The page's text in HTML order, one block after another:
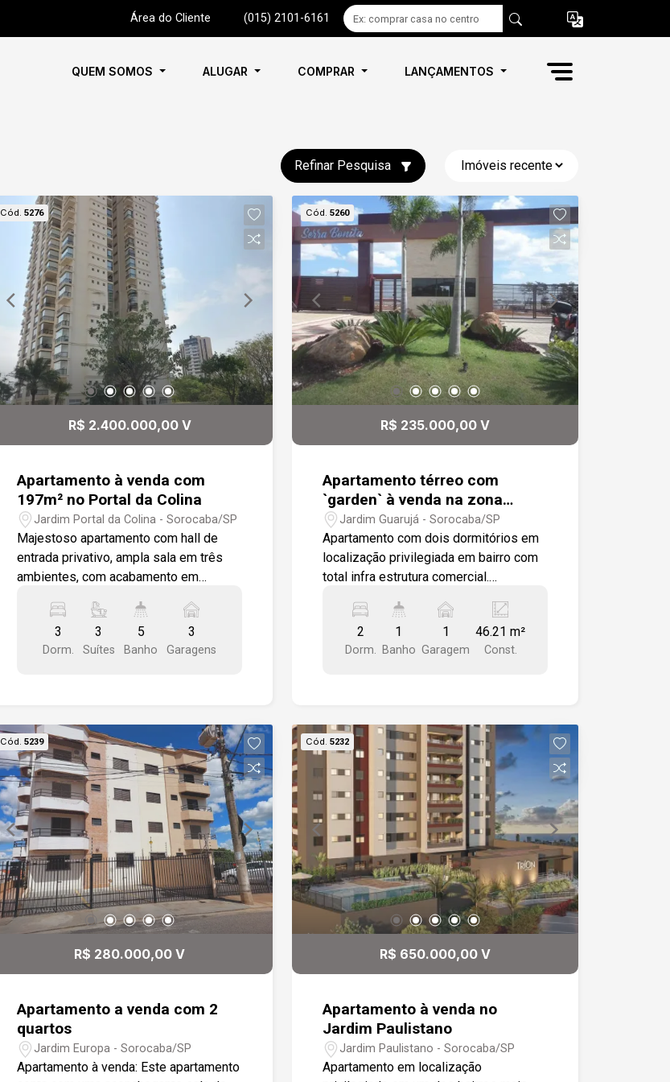
Área do Cliente (015) 2101-6161
QUEM SOMOS ALUGAR COMPRAR LANÇAMENTOS
Refinar Pesquisa
Cód. 5276
R$ 2.400.000,00 V
Apartamento à venda com
197m² no Portal da Colina
Jardim Portal da Colina - Sorocaba/SP
Majestoso apartamento com hall de
entrada privativo, ampla sala em três
ambientes, com acabamento em
teto com luminárias embutidas. O
espaço é integrado à varanda gourmet,
que possui churrasqueira, pia e
totalmente modulada, balcão em
mármore preto, fogão cooktop com
cinco acendedores, piso e
revestimento em porcelanato. O hall
entre os quartos possui um módulo
ideal para escritório. São duas suítes
moduladas, sendo uma delas ampliada,
com espaço para sala e closet. Todos
os quartos têm varanda e ar-
condicionado, garantindo conforto em
todos os ambientes. Os banheiros são
equipados com box em vidro e
gabinetes. A garagem comporta até
oferece uma área de lazer completa e
segurança para toda a família. Em
localização privilegiada, próximo aos
melhores colégios particulares da
3
Dorm.
3
Suítes
5
Banho
3
Garagens
Cód. 5260
R$ 235.000,00 V
Apartamento térreo com
`garden` à venda na zona
Oeste de Sorocaba
Jardim Guarujá - Sorocaba/SP
Apartamento com dois dormitórios em
localização privilegiada em bairro com
total infra estrutura comercial.
dois dormitórios com piso todo
revestido em porcelanato 50x60cm,
sala em dois ambientes com luminárias
modulados. Banheiro social com box
em vidro temperado balcão em granito
e gabinete modulado. Garagem
descoberta para um veículo.
2
Dorm.
1
Banho
1
Garagem
46.21 m²
Const.
Cód. 5239
R$ 280.000,00 V
Apartamento a venda com 2
quartos
Jardim Europa - Sorocaba/SP
Apartamento à venda: Este apartamento
Cód. 5232
R$ 650.000,00 V
Apartamento à venda no
Jardim Paulistano
Jardim Paulistano - Sorocaba/SP
Apartamento em localização